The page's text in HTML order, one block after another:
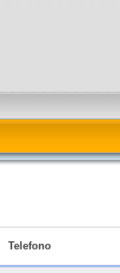
Telefono